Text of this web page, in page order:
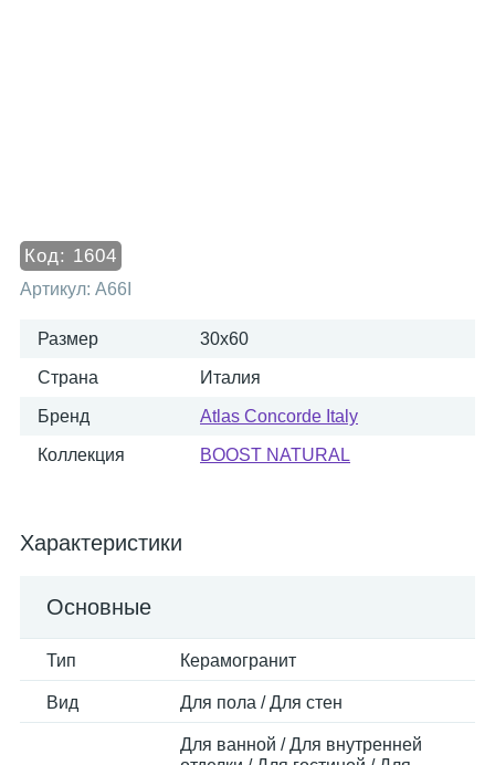
Код: 1604
Артикул: A66I
Размер 30x60
Страна Италия
Бренд Atlas Concorde Italy
Коллекция BOOST NATURAL
Характеристики
Основные
Тип Керамогранит
Вид Для пола / Для стен
Для ванной / Для внутренней